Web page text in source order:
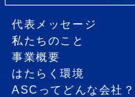
代表メッセージ
私たちのこと
事業概要
はたらく環境
ASCってどんな会社？